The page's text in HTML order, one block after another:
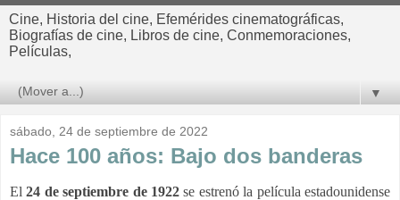
Cine, Historia del cine, Efemérides cinematográficas,
Biografías de cine, Libros de cine, Conmemoraciones,
Películas,
▼
sábado, 24 de septiembre de 2022
Hace 100 años: Bajo dos banderas
El24 de septiembre de 1922se estrenó la película estadounidense